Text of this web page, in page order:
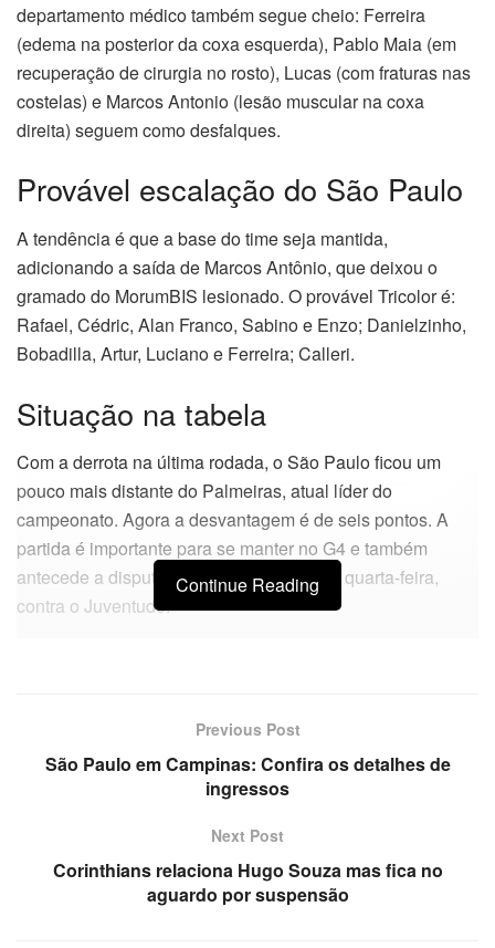
departamento médico também segue cheio: Ferreira
(edema na posterior da coxa esquerda), Pablo Maia (em
recuperação de cirurgia no rosto), Lucas (com fraturas nas
costelas) e Marcos Antonio (lesão muscular na coxa
direita) seguem como desfalques.
Provável escalação do São Paulo
A tendência é que a base do time seja mantida,
adicionando a saída de Marcos Antônio, que deixou o
gramado do MorumBIS lesionado. O provável Tricolor é:
Rafael, Cédric, Alan Franco, Sabino e Enzo; Danielzinho,
Bobadilla, Artur, Luciano e Ferreira; Calleri.
Situação na tabela
Com a derrota na última rodada, o São Paulo ficou um
pouco mais distante do Palmeiras, atual líder do
campeonato. Agora a desvantagem é de seis pontos. A
partida é importante para se manter no G4 e também
antecede a disputa da Copa do Brasil, na quarta-feira,
contra o Juventude.
Continue Reading
Previous Post
São Paulo em Campinas: Confira os detalhes de
ingressos
Next Post
Corinthians relaciona Hugo Souza mas fica no
aguardo por suspensão